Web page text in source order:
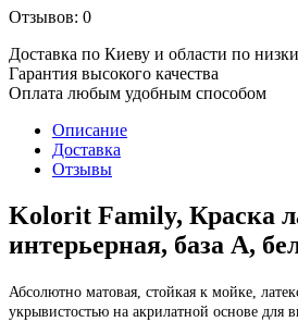
Отзывов: 0
Доставка по Киеву и области по
Гарантия высокого качества
Оплата любым удобным способом
Описание
Доставка
Отзывы
Kolorit Family, Краска
интерьерная, база А,
Абсолютно матовая, стойкая к мойке,
укрывистостью на акрилатной основе для